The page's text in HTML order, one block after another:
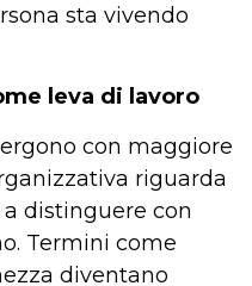
sta vivendo
leva di lavoro
con maggiore
riguarda
distinguere con
Termini come
diventano